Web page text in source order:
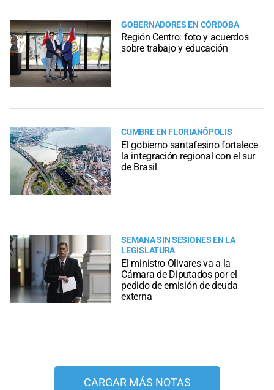
GOBERNADORES EN CÓRDOBA
Región Centro: foto y acuerdos
sobre trabajo y educación
CUMBRE EN FLORIANÓPOLIS
El gobierno santafesino fortalece
la integración regional con el sur
de Brasil
SEMANA SIN SESIONES EN LA
LEGISLATURA
El ministro Olivares va a la
Cámara de Diputados por el
pedido de emisión de deuda
externa
CARGAR MÁS NOTAS